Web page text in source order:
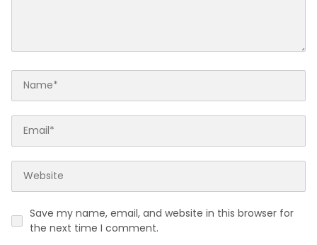
Save my name, email, and website in this browser for
the next time I comment.